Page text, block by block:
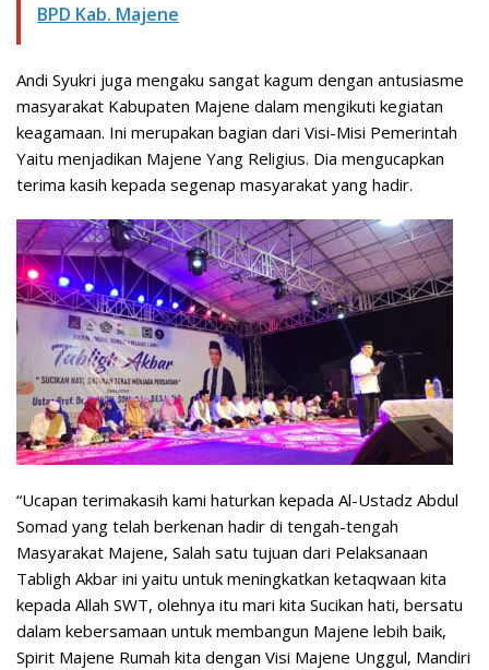
BPD Kab. Majene
Andi Syukri juga mengaku sangat kagum dengan antusiasme
masyarakat Kabupaten Majene dalam mengikuti kegiatan
keagamaan. Ini merupakan bagian dari Visi-Misi Pemerintah
Yaitu menjadikan Majene Yang Religius. Dia mengucapkan
terima kasih kepada segenap masyarakat yang hadir.
“Ucapan terimakasih kami haturkan kepada Al-Ustadz Abdul
Somad yang telah berkenan hadir di tengah-tengah
Masyarakat Majene, Salah satu tujuan dari Pelaksanaan
Tabligh Akbar ini yaitu untuk meningkatkan ketaqwaan kita
kepada Allah SWT, olehnya itu mari kita Sucikan hati, bersatu
dalam kebersamaan untuk membangun Majene lebih baik,
Spirit Majene Rumah kita dengan Visi Majene Unggul, Mandiri